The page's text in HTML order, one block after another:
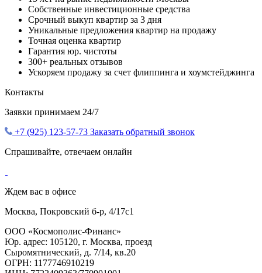
Собственные инвестиционные средства
Срочный выкуп квартир за 3 дня
Уникальные предложения квартир на продажу
Точная оценка квартир
Гарантия юр. чистоты
300+ реальных отзывов
Ускоряем продажу за счет флиппинга и хоумстейджинга
Контакты
Заявки принимаем 24/7
+7 (925) 123-57-73 Заказать обратный звонок
Спрашивайте, отвечаем онлайн
Ждем вас в офисе
Москва, Покровский б-р, 4/17с1
ООО «Космополис-Финанс»
Юр. адрес: 105120, г. Москва, проезд
Сыромятнический, д. 7/14, кв.20
ОГРН: 1177746910219